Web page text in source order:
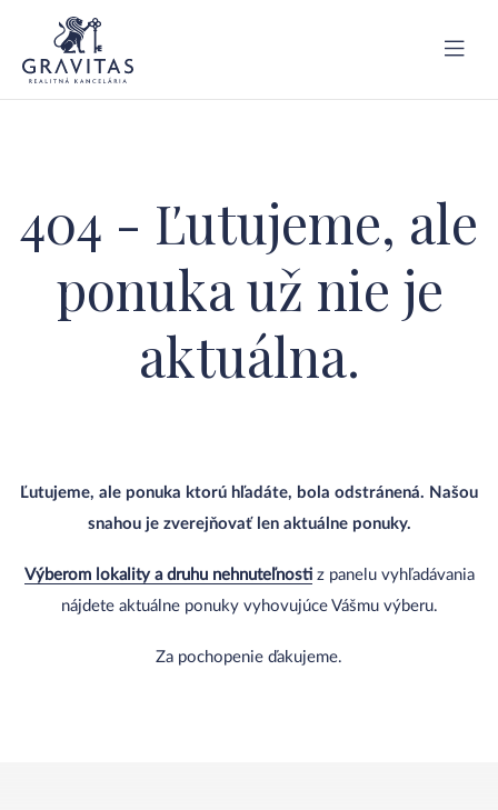
404 - Ľutujeme, ale
ponuka už nie je
aktuálna.
Ľutujeme, ale ponuka ktorú hľadáte, bola odstránená. Našou
snahou je zverejňovať len aktuálne ponuky.
Výberom lokality a druhu nehnuteľnostiz panelu vyhľadávania
nájdete aktuálne ponuky vyhovujúce Vášmu výberu.
Za pochopenie ďakujeme.